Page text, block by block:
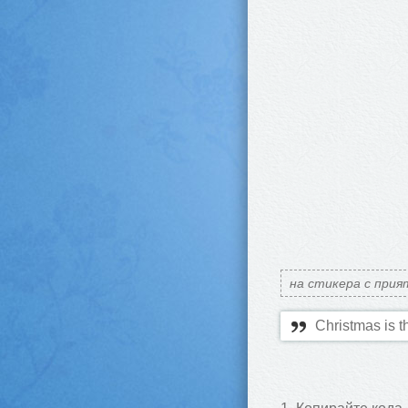
на стикера с
Christmas is